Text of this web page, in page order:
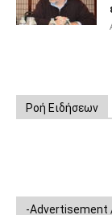
Ροή Ειδήσεων
-Advertisement